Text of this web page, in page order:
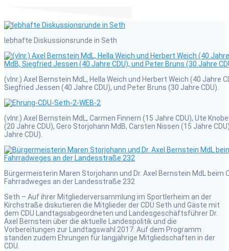
lebhafte Diskussionsrunde in Seth
(vlnr.) Axel Bernstein MdL, Hella Weich und Herbert Weich (40 Jahre
Siegfried Jessen (40 Jahre CDU), und Peter Bruns (30 Jahre CDU).
(vlnr.) Axel Bernstein MdL, Carmen Finnern (15 Jahre CDU), Ute
(20 Jahre CDU), Gero Storjohann MdB, Carsten Nissen (15 Jahre
Jahre CDU).
Bürgermeisterin Maren Storjohann und Dr. Axel Bernstein MdL beim
Fahrradweges an der Landesstraße 232
Seth – Auf ihrer Mitgliederversammlung im Sportlerheim an der
Kirchstraße diskutieren die Mitglieder der CDU Seth und Gäste mit
dem CDU Landtagsabgeordneten und Landesgeschäftsführer Dr.
Axel Bernstein über die aktuelle Landespolitik und die
Vorbereitungen zur Landtagswahl 2017. Auf dem Programm
standen zudem Ehrungen für langjährige Mitgliedschaften in der
CDU.